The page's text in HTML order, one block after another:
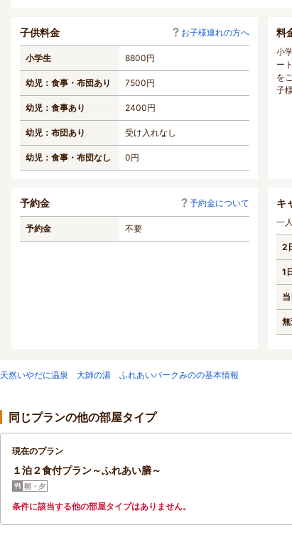
子供料金 お子様連れの方へ
小学生 8800円
幼児：食事・布団あり 7500円
幼児：食事あり 2400円
幼児：布団あり 受け入れなし
幼児：食事・布団なし 0円
料
小
ー
を
子
予約金 予約金について
予約金 不要
キ
一
2
1
天然いやだに温泉 大師の湯 ふれあいパークみのの基本情報
同じプランの他の部屋タイプ
現在のプラン
１泊２食付プラン～ふれあい膳～
朝・夕
条件に該当する他の部屋タイプはありません。